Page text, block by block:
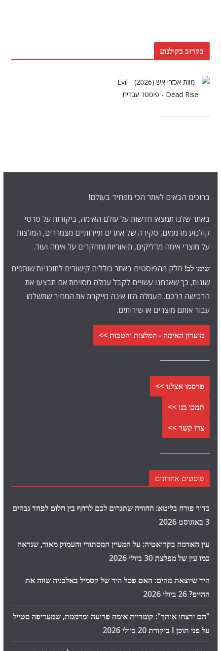
בקרוב בקולנוע
ברוכים הבאים לאתר הכי מפחיד בעולם!
באתר שלנו תמצאו חדשות על עולם האימה, ביקורות על סרטי
קולנוע מדממים, סקירה של אתרים תיירותיים מצמררים, המלצות
על מוצרי אימה מדליקים, תיאוריות ומחקרים על אימה ועוד.
שימו לב! חלק מהפוסטים באתר כוללים קישורים לתוכניות שותפים
שונות, כך שאנחנו עשויים לקבל עמלה מסוימת אם תבצעו את
הרכישה דרכם. העמלה הזו אינה מייקרת את המחיר שתשלמו
עבור אותם מוצרים או שירותים.
מועדון האימה - המלצות והטבות >>
פרסמו אצלנו >>
תמכו בנו >>
צרו קשר >>
פוסטים אחרונים
כדור פורח בליטא: החוויה שתגרום לכם לרחף בין חלום לפחד גבהים
3 באוגוסט 2026
עין האדמה בקרואטיה: על המעיין המסתורי והעמוק מאוד, שנראה
כמו עין של מפלצת30 ביולי 2026
היד שיוצאת מהים: האם פסל היד של קסמיל באלבניה שווה את
ההייפ?26 ביולי 2026
"הם ירצחו אותך": קומדיית אימה פרועה ומדממת, שמעדיפה סטייל
על פני תוכן I ביקורת
20 ביולי 2026